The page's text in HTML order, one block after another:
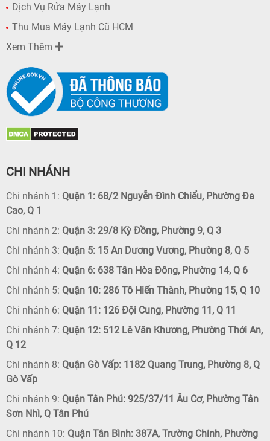
Dịch Vụ Rửa Máy Lạnh
Thu Mua Máy Lạnh Cũ HCM
Xem Thêm
CHI NHÁNH
Chi nhánh 1: Quận 1: 68/2 Nguyễn Đình Chiểu, Phường Đa
Cao, Q 1
Chi nhánh 2: Quận 3: 29/8 Kỳ Đồng, Phường 9, Q 3
Chi nhánh 3: Quận 5: 15 An Dương Vương, Phường 8, Q 5
Chi nhánh 4: Quận 6: 638 Tân Hòa Đông, Phường 14, Q 6
Chi nhánh 5: Quận 10: 286 Tô Hiến Thành, Phường 15, Q 10
Chi nhánh 6: Quận 11: 126 Đội Cung, Phường 11, Q 11
Chi nhánh 7: Quận 12: 512 Lê Văn Khương, Phường Thới An,
Q 12
Chi nhánh 8: Quận Gò Vấp: 1182 Quang Trung, Phường 8, Q
Gò Vấp
Chi nhánh 9: Quận Tân Phú: 925/37/11 Âu Cơ, Phường Tân
Sơn Nhì, Q Tân Phú
Chi nhánh 10: Quận Tân Bình: 387A, Trường Chinh, Phường